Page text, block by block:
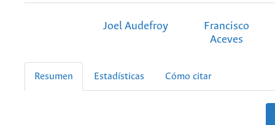
Joel Audefroy
Francisco
Aceves
Resumen Estadísticas Cómo citar